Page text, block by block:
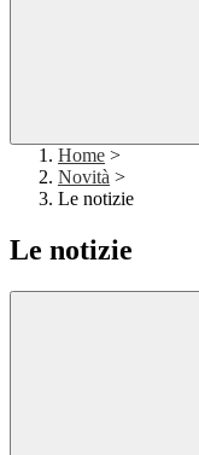
Home >
Novità >
Le notizie
Le notizie